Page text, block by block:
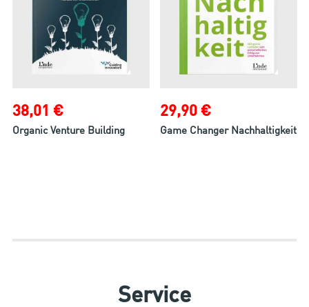
38,01 €
Organic Venture Building
29,90 €
Game Changer Nachhaltigkeit
Service